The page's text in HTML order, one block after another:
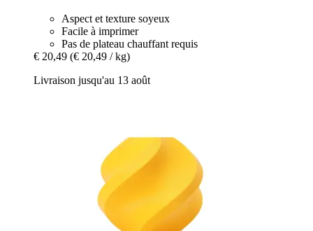
Aspect et texture soyeux
Facile à imprimer
Pas de plateau chauffant requis
€ 20,49 (€ 20,49 / kg)
Livraison jusqu'au 13 août